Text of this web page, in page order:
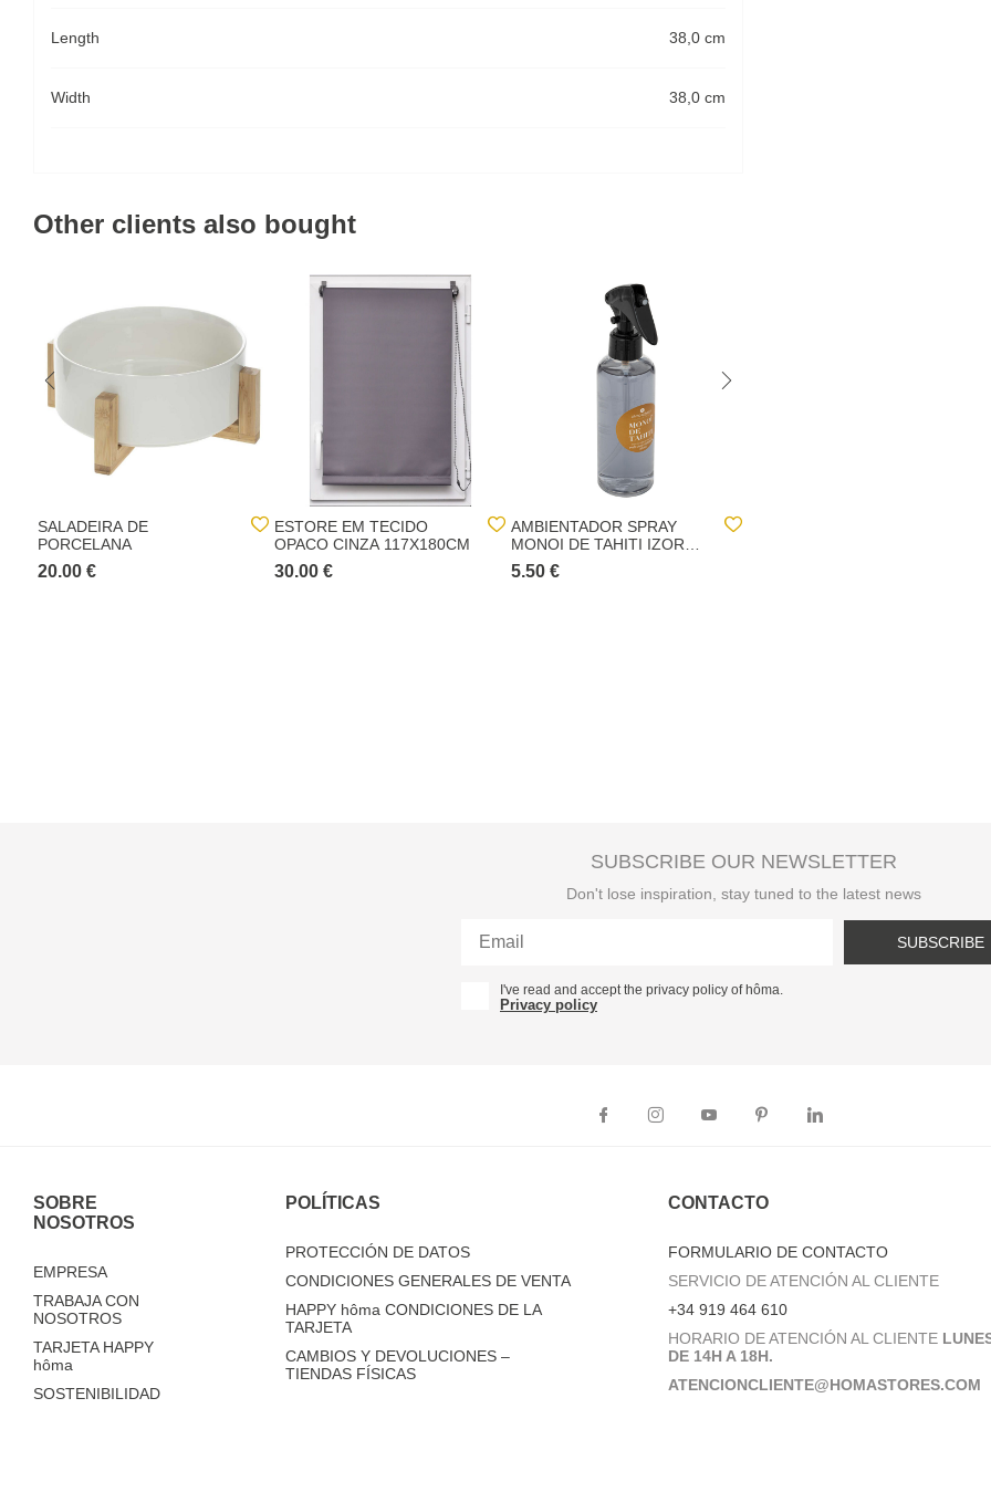
Length 38,0 cm
Width 38,0 cm
Other clients also bought
SALADEIRA DE
PORCELANA
20.00 €
ESTORE EM TECIDO
OPACO CINZA 117X180CM
30.00 €
AMBIENTADOR SPRAY
MONOI DE TAHITI IZOR
200ML
5.50 €
SUBSCRIBE OUR NEWSLETTER
Don't lose inspiration, stay tuned to the latest news
SUBSCRIBE
I've read and accept the privacy policy of hôma.
Privacy policy
SOBRE
NOSOTROS
EMPRESA
TRABAJA CON
NOSOTROS
TARJETA HAPPY
hôma
SOSTENIBILIDAD
POLÍTICAS
PROTECCIÓN DE DATOS
CONDICIONES GENERALES DE VENTA
HAPPY hôma CONDICIONES DE LA
TARJETA
CAMBIOS Y DEVOLUCIONES –
TIENDAS FÍSICAS
CONTACTO
FORMULARIO DE CONTACTO
SERVICIO DE ATENCIÓN AL CLIENTE
+34 919 464 610
HORARIO DE ATENCIÓN AL CLIENTE
DE 14H A 18H.
ATENCIONCLIENTE@HOMASTORES.COM